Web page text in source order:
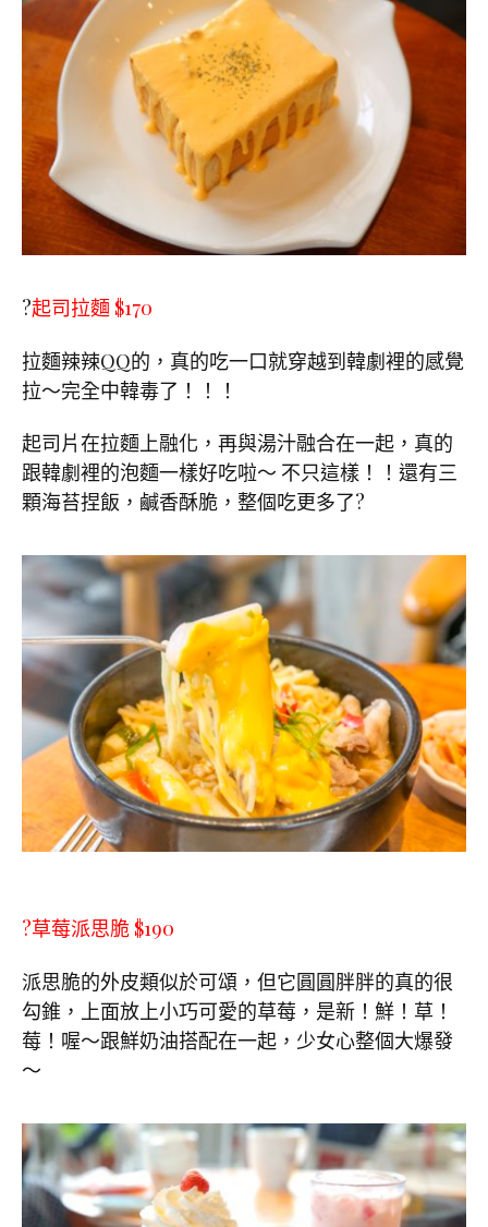
?起司拉麵 $170
拉麵辣辣QQ的，真的吃一口就穿越到韓劇裡的感覺
拉～完全中韓毒了！！！
起司片在拉麵上融化，再與湯汁融合在一起，真的
跟韓劇裡的泡麵一樣好吃啦～ 不只這樣！！還有三
顆海苔捏飯，鹹香酥脆，整個吃更多了?
?草莓派思脆 $190
派思脆的外皮類似於可頌，但它圓圓胖胖的真的很
勾錐，上面放上小巧可愛的草莓，是新！鮮！草！
莓！喔～跟鮮奶油搭配在一起，少女心整個大爆發
～